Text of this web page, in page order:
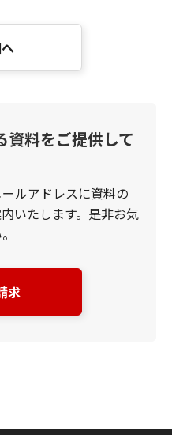
資料をご提供して
ルアドレスに資料の
いたします。是非お気
求